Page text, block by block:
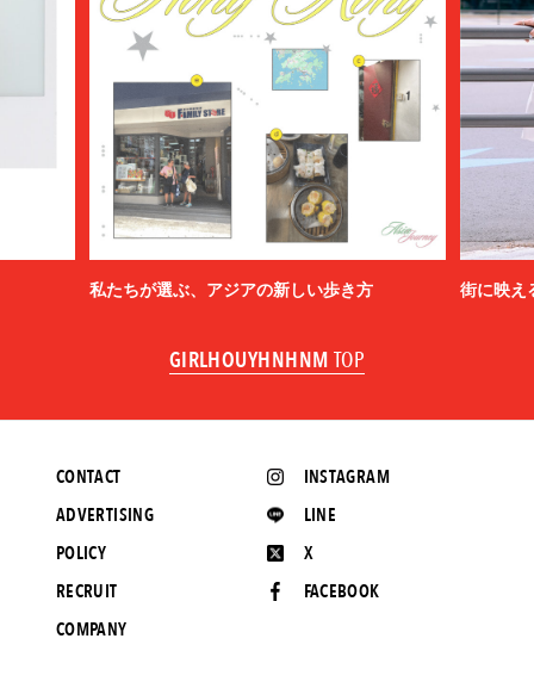
私たちが選ぶ、アジアの新しい歩き方 街に映え
GIRLHOUYHNHNM TOP
INSTAGRAM
LINE
X
FACEBOOK
CONTACT
ADVERTISING
POLICY
RECRUIT
COMPANY